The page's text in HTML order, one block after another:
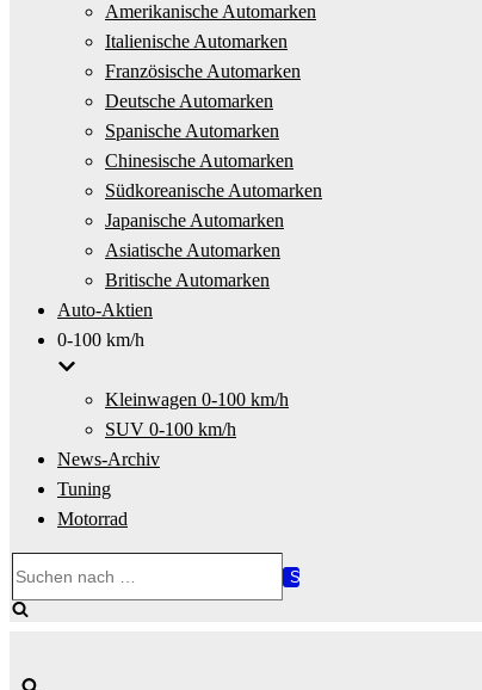
Amerikanische Automarken
Italienische Automarken
Französische Automarken
Deutsche Automarken
Spanische Automarken
Chinesische Automarken
Südkoreanische Automarken
Japanische Automarken
Asiatische Automarken
Britische Automarken
Auto-Aktien
0-100 km/h
Kleinwagen 0-100 km/h
SUV 0-100 km/h
News-Archiv
Tuning
Motorrad
nach …